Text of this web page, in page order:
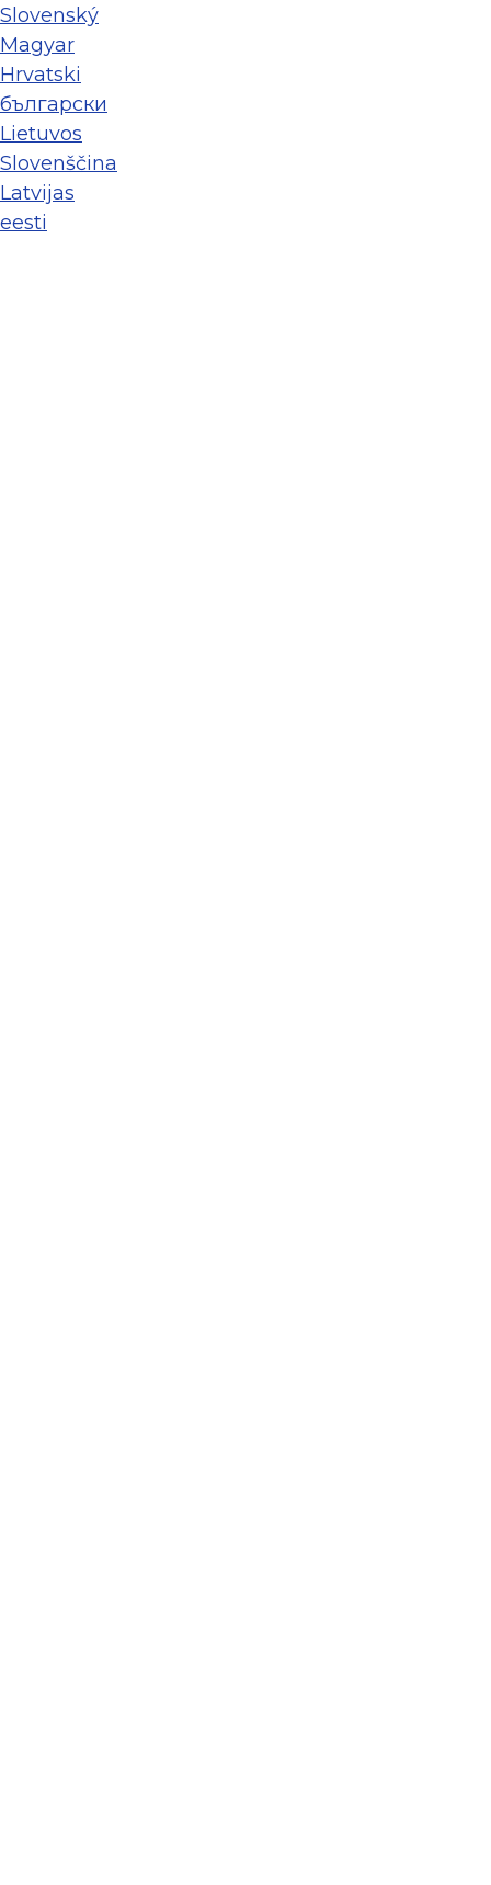
Slovenský
Magyar
Hrvatski
български
Lietuvos
Slovenščina
Latvijas
eesti